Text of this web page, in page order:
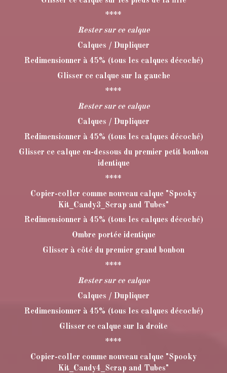
****
Rester sur ce calque
Calques / Dupliquer
Redimensionner à 45% (tous les calques décoché)
Glisser ce calque sur la gauche
****
Rester sur ce calque
Calques / Dupliquer
Redimensionner à 45% (tous les calques décoché)
Glisser ce calque en-dessous du premier petit bonbon
identique
****
Copier-coller comme nouveau calque "Spooky
Kit_Candy3_Scrap and Tubes"
Redimensionner à 45% (tous les calques décoché)
Ombre portée identique
Glisser à côté du premier grand bonbon
****
Rester sur ce calque
Calques / Dupliquer
Redimensionner à 45% (tous les calques décoché)
Glisser ce calque sur la droite
****
Copier-coller comme nouveau calque "Spooky
Kit_Candy4_Scrap and Tubes"